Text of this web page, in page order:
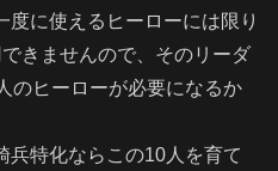
度に使えるヒーローには限り
きませんので、そのリーダ
のヒーローが必要になるか
兵特化ならこの10人を育て